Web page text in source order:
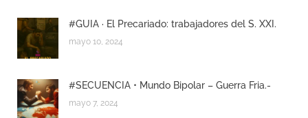
#GUIA · El Precariado: trabajadores del S. XXI.
mayo 10, 2024
#SECUENCIA • Mundo Bipolar – Guerra Fria.-
mayo 7, 2024